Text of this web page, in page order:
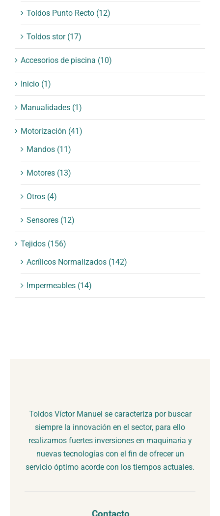
Toldos Punto Recto (12)
Toldos stor (17)
Accesorios de piscina (10)
Inicio (1)
Manualidades (1)
Motorización (41)
Mandos (11)
Motores (13)
Otros (4)
Sensores (12)
Tejidos (156)
Acrílicos Normalizados (142)
Impermeables (14)
Toldos Víctor Manuel se caracteriza por buscar
siempre la innovación en el sector, para ello
realizamos fuertes inversiones en maquinaria y
nuevas tecnologías con el fin de ofrecer un
servicio óptimo acorde con los tiempos actuales.
Contacto